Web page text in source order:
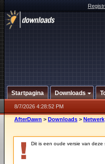
Startpagina Downloads
8/7/2026 4:28:52 PM
AfterDawn > Downloads > Netwerk
Dit is een oude versie van deze